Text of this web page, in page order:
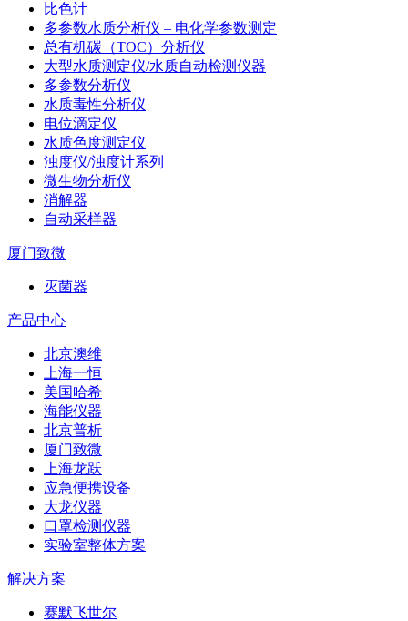
比色计
多参数水质分析仪 – 电化学参数测定
总有机碳（TOC）分析仪
大型水质测定仪/水质自动检测仪器
多参数分析仪
水质毒性分析仪
电位滴定仪
水质色度测定仪
浊度仪/浊度计系列
微生物分析仪
消解器
自动采样器
厦门致微
灭菌器
产品中心
北京澳维
上海一恒
美国哈希
海能仪器
北京普析
厦门致微
上海龙跃
应急便携设备
大龙仪器
口罩检测仪器
实验室整体方案
解决方案
赛默飞世尔